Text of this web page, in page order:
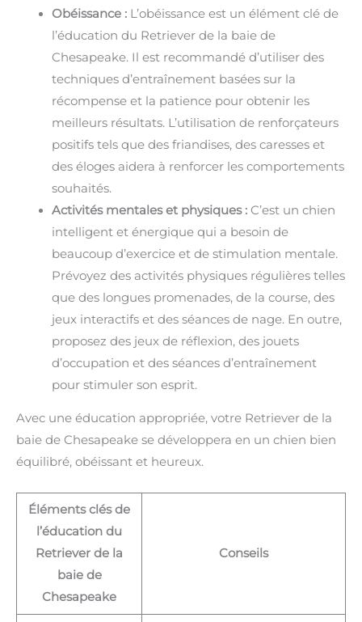
Obéissance :L’obéissance est un élément clé de
l’éducation du Retriever de la baie de
Chesapeake. Il est recommandé d’utiliser des
techniques d’entraînement basées sur la
récompense et la patience pour obtenir les
meilleurs résultats. L’utilisation de renforçateurs
positifs tels que des friandises, des caresses et
des éloges aidera à renforcer les comportements
souhaités.
Activités mentales et physiques :C’est un chien
intelligent et énergique qui a besoin de
beaucoup d’exercice et de stimulation mentale.
Prévoyez des activités physiques régulières telles
que des longues promenades, de la course, des
jeux interactifs et des séances de nage. En outre,
proposez des jeux de réflexion, des jouets
d’occupation et des séances d’entraînement
pour stimuler son esprit.
Avec une éducation appropriée, votre Retriever de la
baie de Chesapeake se développera en un chien bien
équilibré, obéissant et heureux.
Éléments clés de
l’éducation du
Retriever de la
baie de
Chesapeake
Conseils